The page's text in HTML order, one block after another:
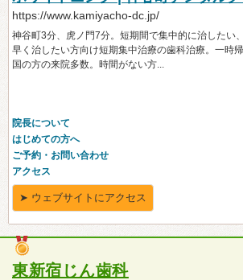
東新宿じん歯科